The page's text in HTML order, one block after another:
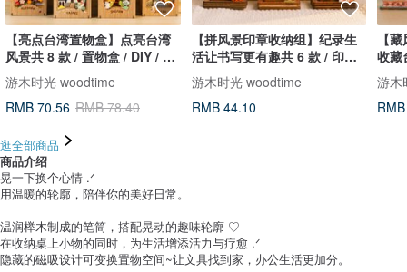
【亮点台湾置物盒】点亮台湾
风景共 8 款 / 置物盒 / DIY / 夜
灯
游木时光 woodtime
RMB 70.56 RMB 78.40
【拼风景印章收纳组】纪录生
活让书写更有趣共 6 款 / 印章 /
DIY
游木时光 woodtime
RMB 44.10
【
收藏
名片
游木
逛全部商品
商品介绍
晃一下换个心情 .ᐟ
用温暖的轮廓，陪伴你的美好日常。
温润榉木制成的笔筒，搭配晃动的趣味轮廓 ♡
在收纳桌上小物的同时，为生活增添活力与疗愈 .ᐟ
隐藏的磁吸设计可变换置物空间~让文具找到家，办公生活更加分。